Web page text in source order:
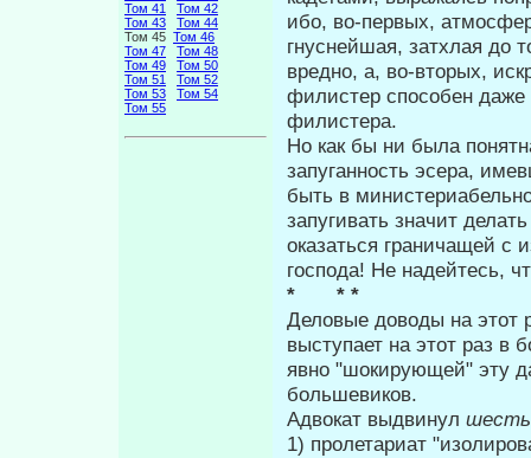
Том 41
Том 42
Том 43
Том 44
Том 45 Том 46
Том 47
Том 48
Том 49
Том 50
Том 51
Том 52
Том 53
Том 54
Том 55
ибо, во-первых,
гнуснейшая, затхлая
вредно, а, во-вторых,
филистер способен даже
филистера.
Но как бы ни была
запуганность эсера,
быть в
запугивать значит
оказаться граничащей с
господа! Не надейтесь,
* * *
Деловые доводы на
выступает на этот раз в
явно "шокирующей" эту
большевиков.
Адвокат выдвинул
1) пролетариат